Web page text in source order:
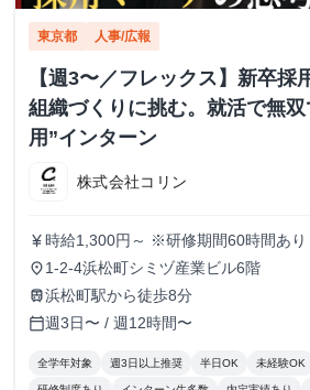
東京都 人事/広報
【週3〜／フレックス】新卒採
組織づくりに挑む。就活で無
用”インターン
株式会社コリン
currency_yen 時給1,300円～ ※研修期間60時間あり
況により決定
place 1-2-4浜松町シミヅ産業ビル6階
train浜松町駅から徒歩8分
calendar_today週3日〜 / 週12時間〜
全学年対象 週3日以上推奨 半日OK 未経験OK